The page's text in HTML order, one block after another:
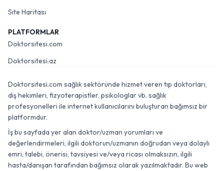
Site Haritası
PLATFORMLAR
Doktorsitesi.com
Doktorsitesi.az
Doktorsitesi.com sağlık sektöründe hizmet veren tıp doktorları,
diş hekimleri, fizyoterapistler, psikologlar vb. sağlık
profesyonelleri ile internet kullanıcılarını buluşturan bağımsız bir
platformdur.
İş bu sayfada yer alan doktor/uzman yorumları ve
değerlendirmeleri, ilgili doktorun/uzmanın doğrudan veya dolaylı
emri, talebi, önerisi, tavsiyesi ve/veya ricası olmaksızın, ilgili
hasta/danışan tarafından bağımsız olarak yazılmaktadır. Bu web